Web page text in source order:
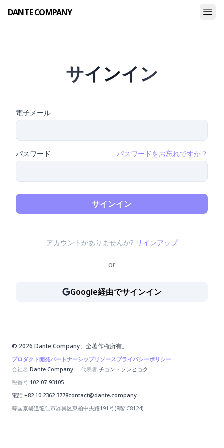
DANTE COMPANY
サインイン
電子メール
パスワード パスワードをお忘れですか？
サインイン
アカウントがありませんか? サインアップ
or
Google経由でサインイン
Google経由でサインイン
© 2026 Dante Company、全著作権所有。
プロダクト開発パートナーシップリソースプライバシーポリシー
会社名 Dante Company · 代表者 チョン・ソンヒョク
税番号 102-07-93105
電話 +82 10 2362 3778contact@dante.company
韓国京畿道龍仁市器興区東柏中央路191号(8階 C8124)